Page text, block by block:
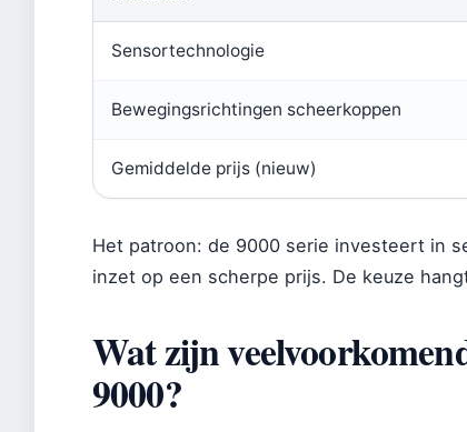
Sensortechnologie
Bewegingsrichtingen scheerkoppen
Gemiddelde prijs (nieuw)
Het patroon: de 9000 serie investeert in
inzet op een scherpe prijs. De keuze
Wat zijn
9000?